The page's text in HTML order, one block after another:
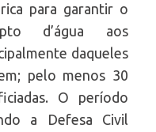
para garantir o
d’água aos
daqueles
pelo menos 30
O período
a Defesa Civil